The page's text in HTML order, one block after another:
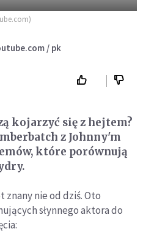
/ pk
kojarzyć się z hejtem?
z Johnny'm
które porównują
nie od dziś. Oto
słynnego aktora do